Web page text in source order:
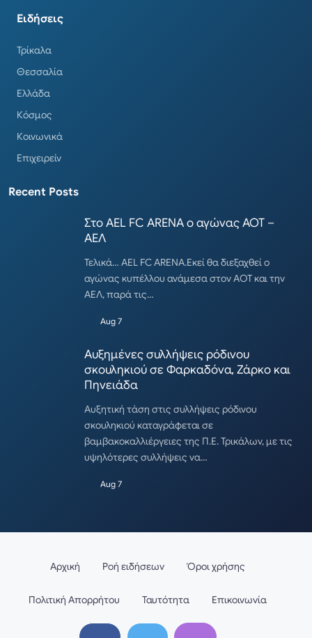
Ειδήσεις
Τρίκαλα
Θεσσαλία
Ελλάδα
Κόσμος
Κοινωνικά
Επιχειρείν
Recent Posts
Στο AEL FC ARENA ο αγώνας ΑΟΤ –
ΑΕΛ
Τελικά… AEL FC ARENA.Εκεί θα διεξαχθεί ο
αγώνας κυπέλλου ανάμεσα στον ΑΟΤ και την
ΑΕΛ, παρά τις…
Aug 7
Αυξημένες συλλήψεις ρόδινου
σκουληκιού σε Φαρκαδόνα, Ζάρκο και
Πηνειάδα
Αυξητική τάση στις συλλήψεις ρόδινου
σκουληκιού καταγράφεται σε
βαμβακοκαλλιέργειες της Π.Ε. Τρικάλων, με τις
υψηλότερες συλλήψεις να…
Aug 7
Αρχική Ροή ειδήσεων Όροι χρήσης
Πολιτική Απορρήτου Ταυτότητα Επικοινωνία